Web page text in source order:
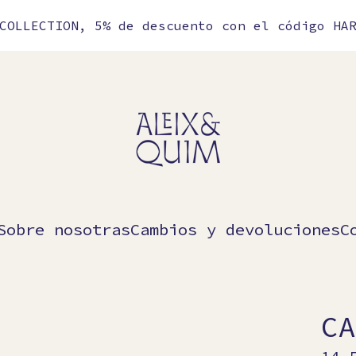
COLLECTION, 5% de descuento con el código
nosotrasCambios y devoluciones